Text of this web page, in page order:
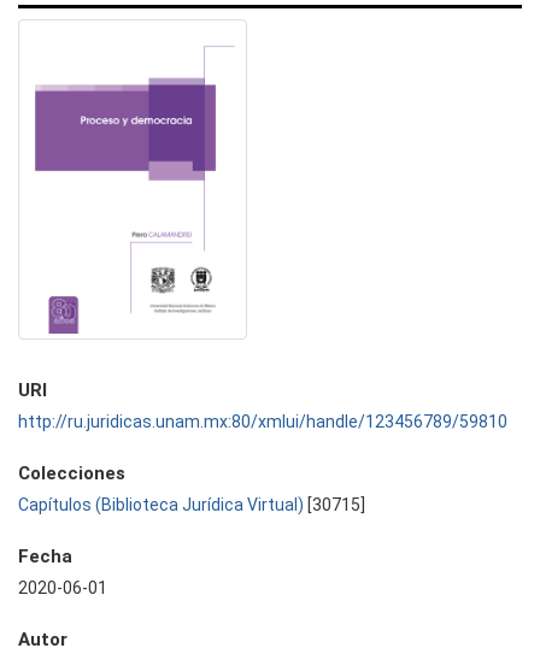
URI
http://ru.juridicas.unam.mx:80/xmlui/handle/123456789/59810
Colecciones
Capítulos (Biblioteca Jurídica Virtual) [30715]
Fecha
2020-06-01
Autor